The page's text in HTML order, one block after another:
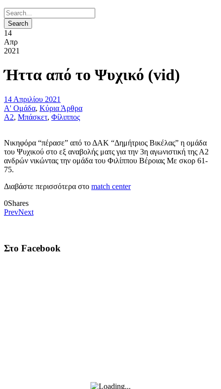
14
Απρ
2021
Ήττα από το Ψυχικό (vid)
14 Απριλίου 2021
Α' Ομάδα, Κύρια Άρθρα
Α2, Μπάσκετ, Φίλιππος
Νικηφόρα “πέρασε” από το ΔΑΚ “Δημήτριος Βικέλας” η ομάδα
του Ψυχικού στο εξ αναβολής ματς για την 3η αγωνιστική της Α2
ανδρών νικώντας την ομάδα του Φιλίππου Βέροιας Με σκορ 61-
75.
Διαβάστε περισσότερα στο match center
0Shares
PrevNext
Στο Facebook